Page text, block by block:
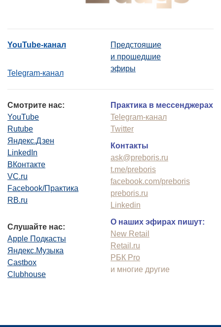
YouTube-канал
Telegram-канал
Предстоящие
и прошедшие
эфиры
Смотрите нас:
YouTube
Rutube
Яндекс.Дзен
LinkedIn
ВКонтакте
VC.ru
Facebook/Практика
RB.ru
Слушайте нас:
Apple Подкасты
Яндекс.Музыка
Castbox
Clubhouse
Практика в мессенджерах
Telegram-канал
Twitter
Контакты
ask@preboris.ru
t.me/preboris
facebook.com/preboris
preboris.ru
Linkedin
О наших эфирах пишут:
New Retail
Retail.ru
РБК Pro
и многие другие